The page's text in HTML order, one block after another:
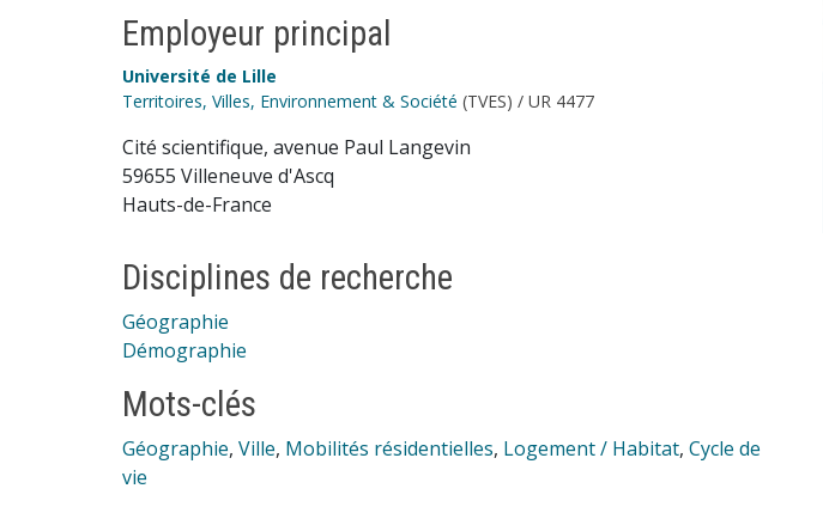
Employeur principal
Université de Lille
Territoires, Villes, Environnement & Société (TVES) / UR 4477
Cité scientifique, avenue Paul Langevin
59655 Villeneuve d'Ascq
Hauts-de-France
Disciplines de recherche
Géographie
Démographie
Mots-clés
Géographie, Ville, Mobilités résidentielles, Logement / Habitat, Cycle de
vie